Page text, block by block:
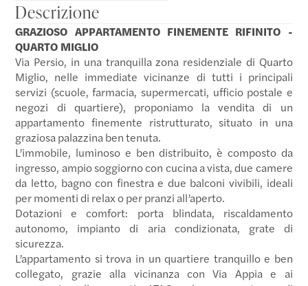
Descrizione
GRAZIOSO APPARTAMENTO FINEMENTE RIFINITO -
QUARTO MIGLIO
Via Persio, in una tranquilla zona residenziale di Quarto
Miglio, nelle immediate vicinanze di tutti i principali
servizi (scuole, farmacia, supermercati, ufficio postale e
negozi di quartiere), proponiamo la vendita di un
appartamento finemente ristrutturato, situato in una
graziosa palazzina ben tenuta.
L’immobile, luminoso e ben distribuito, è composto da
ingresso, ampio soggiorno con cucina a vista, due camere
da letto, bagno con finestra e due balconi vivibili, ideali
per momenti di relax o per pranzi all’aperto.
Dotazioni e comfort: porta blindata, riscaldamento
autonomo, impianto di aria condizionata, grate di
sicurezza.
L’appartamento si trova in un quartiere tranquillo e ben
collegato, grazie alla vicinanza con Via Appia e ai